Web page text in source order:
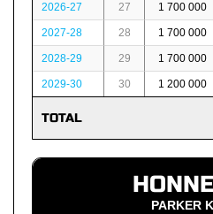
2026-27 27 1 700 000
2027-28 28 1 700 000
2028-29 29 1 700 000
2029-30 30 1 200 000
TOTAL
PARKER